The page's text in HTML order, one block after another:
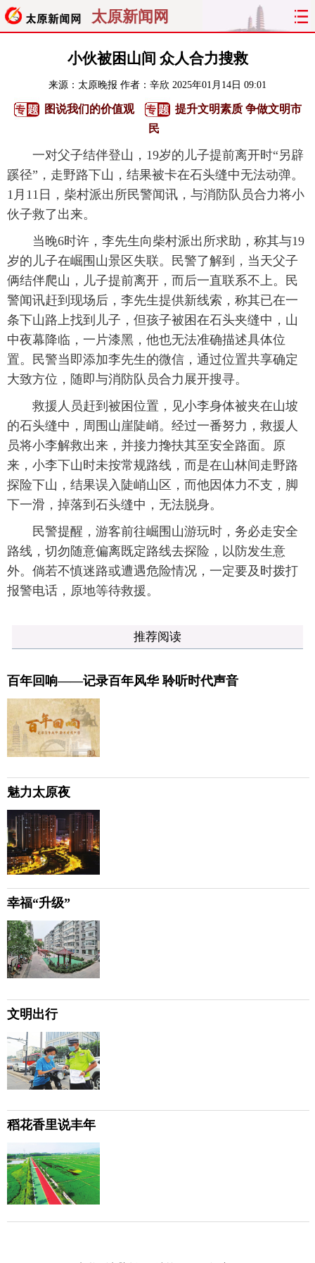
太原新闻网
聚焦 太原
经济 关注 文明 出行
旅游 理财 政务 教育
看天下 晋月读 最太原 网罗民生
小伙被困山间 众人合力搜救
来源： 太原晚报 作者：辛欣 2025年01月14日 09:01
图说我们的价值观
提升文明素质 争做文明市
民
一对父子结伴登山，19岁的儿子提前离开时“另辟
蹊径”，走野路下山，结果被卡在石头缝中无法动弹。
1月11日，柴村派出所民警闻讯，与消防队员合力将小
伙子救了出来。
当晚6时许，李先生向柴村派出所求助，称其与19
岁的儿子在崛围山景区失联。民警了解到，当天父子
俩结伴爬山，儿子提前离开，而后一直联系不上。民
警闻讯赶到现场后，李先生提供新线索，称其已在一
条下山路上找到儿子，但孩子被困在石头夹缝中，山
中夜幕降临，一片漆黑，他也无法准确描述具体位
置。民警当即添加李先生的微信，通过位置共享确定
大致方位，随即与消防队员合力展开搜寻。
救援人员赶到被困位置，见小李身体被夹在山坡
的石头缝中，周围山崖陡峭。经过一番努力，救援人
员将小李解救出来，并接力搀扶其至安全路面。原
来，小李下山时未按常规路线，而是在山林间走野路
探险下山，结果误入陡峭山区，而他因体力不支，脚
下一滑，掉落到石头缝中，无法脱身。
民警提醒，游客前往崛围山游玩时，务必走安全
路线，切勿随意偏离既定路线去探险，以防发生意
外。倘若不慎迷路或遭遇危险情况，一定要及时拨打
报警电话，原地等待救援。
推荐阅读
百年回响——记录百年风华 聆听时代声音
魅力太原夜
幸福“升级”
文明出行
稻花香里说丰年